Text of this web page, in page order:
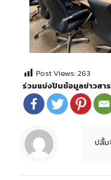
Post Views:263
ร่วมแบ่งปันข้อมูลข่าวสา
ปลื้ม